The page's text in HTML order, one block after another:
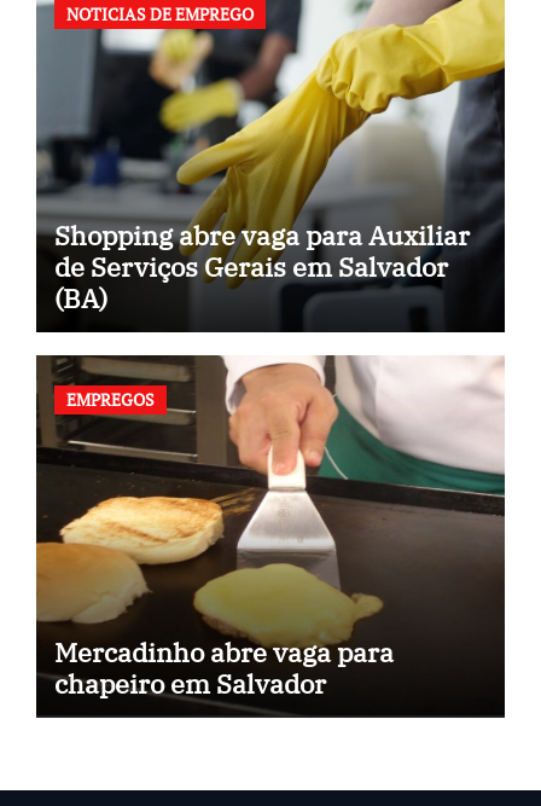
NOTICIAS DE EMPREGO
Shopping abre vaga para Auxiliar
de Serviços Gerais em Salvador
(BA)
EMPREGOS
Mercadinho abre vaga para
chapeiro em Salvador